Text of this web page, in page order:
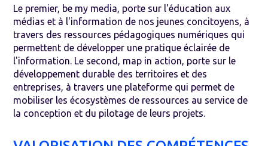
Le premier, be my media, porte sur l'éducation aux
médias et à l'information de nos jeunes concitoyens, à
travers des ressources pédagogiques numériques qui
permettent de développer une pratique éclairée de
l'information. Le second, map in action, porte sur le
développement durable des territoires et des
entreprises, à travers une plateforme qui permet de
mobiliser les écosystèmes de ressources au service de
la conception et du pilotage de leurs projets.